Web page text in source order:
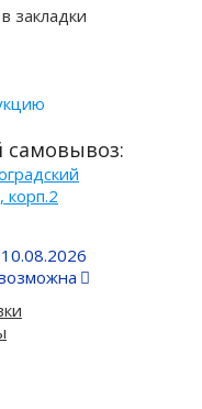
закладки
самовывоз:
корп.2
10.08.2026